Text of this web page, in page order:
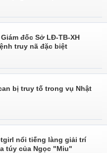
đốc Sở LĐ-TB-XH
truy nã đặc biệt
bị truy tố trong vụ Nhật
nổi tiếng làng giải trí
túy của Ngọc "Miu"